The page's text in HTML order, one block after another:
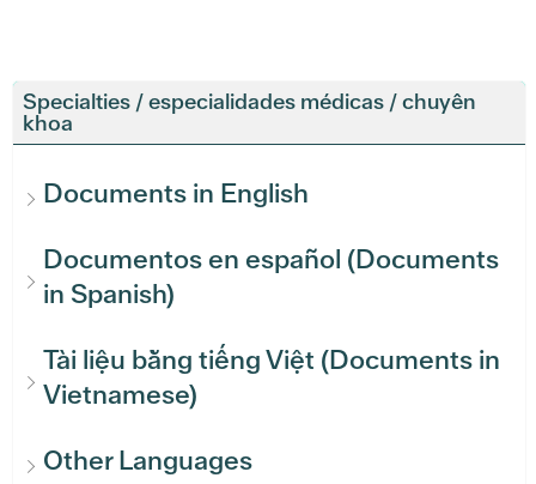
Specialties / especialidades médicas / chuyên
khoa
Documents in English
Documentos en español (Documents
in Spanish)
Tài liệu bằng tiếng Việt (Documents in
Vietnamese)
Other Languages